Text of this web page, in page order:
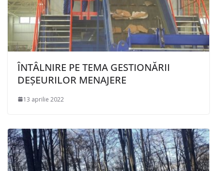
ÎNTÂLNIRE PE TEMA GESTIONĂRII
DEȘEURILOR MENAJERE
13 aprilie 2022